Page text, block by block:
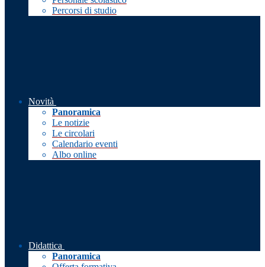
Percorsi di studio
Novità
Panoramica
Le notizie
Le circolari
Calendario eventi
Albo online
Didattica
Panoramica